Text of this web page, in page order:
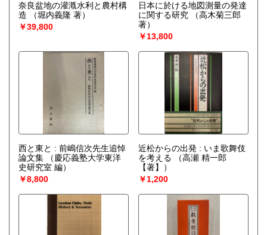
奈良盆地の灌漑水利と農村構
造
（堀内義隆 著）
￥39,800
日本に於ける地図測量の発達
に関する研究
（高木菊三郎
著）
￥13,800
西と東と : 前嶋信次先生追悼
論文集
（慶応義塾大学東洋
史研究室 編）
￥8,800
近松からの出発 : いま歌舞伎
を考える
（高瀬 精一郎
【著】）
￥1,200